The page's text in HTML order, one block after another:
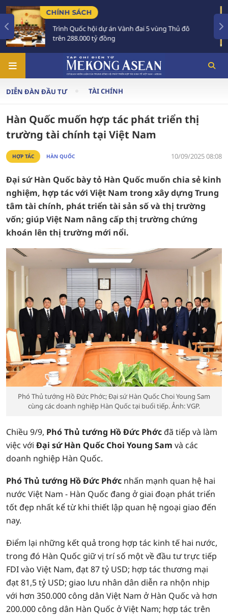
Thủ đô
Tổng Bí thư, Chủ tịch nước Tô Lâm sắp
Australia và New Zealand
DIỄN ĐÀN ĐẦU TƯ TÀI CHÍNH
Hàn Quốc muốn hợp tác phát triển thị
trường tài chính tại Việt Nam
HỢP TÁC HÀN QUỐC 10/09/2025 08:08
Đại sứ Hàn Quốc bày tỏ Hàn Quốc muốn chia sẻ kinh
nghiệm, hợp tác với Việt Nam trong xây dựng Trung
tâm tài chính, phát triển tài sản số và thị trường
vốn; giúp Việt Nam nâng cấp thị trường chứng
khoán lên thị trường mới nổi.
Phó Thủ tướng Hồ Đức Phớc; Đại sứ Hàn Quốc Choi Young Sam
cùng các doanh nghiệp Hàn Quốc tại buổi tiếp. Ảnh: VGP.
Chiều 9/9, Phó Thủ tướng Hồ Đức Phớcđã tiếp và làm
việc với Đại sứ Hàn Quốc Choi Young Sam và các
doanh nghiệp Hàn Quốc.
Phó Thủ tướng Hồ Đức Phớc nhấn mạnh quan hệ hai
nước Việt Nam - Hàn Quốc đang ở giai đoạn phát triển
tốt đẹp nhất kể từ khi thiết lập quan hệ ngoại giao đến
nay.
Điểm lại những kết quả trong hợp tác kinh tế hai nước,
trong đó Hàn Quốc giữ vị trí số một về đầu tư trực tiếp
FDI vào Việt Nam, đạt 87 tỷ USD; hợp tác thương mại
đạt 81,5 tỷ USD; giao lưu nhân dân diễn ra nhộn nhịp
với hơn 350.000 công dân Việt Nam ở Hàn Quốc và hơn
200.000 công dân Hàn Quốc ở Việt Nam; hợp tác trên